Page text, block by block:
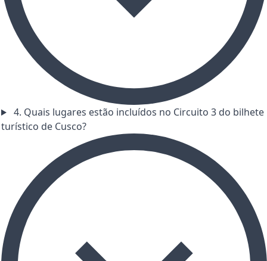
4. Quais lugares estão incluídos no Circuito 3 do bilhete
turístico de Cusco?